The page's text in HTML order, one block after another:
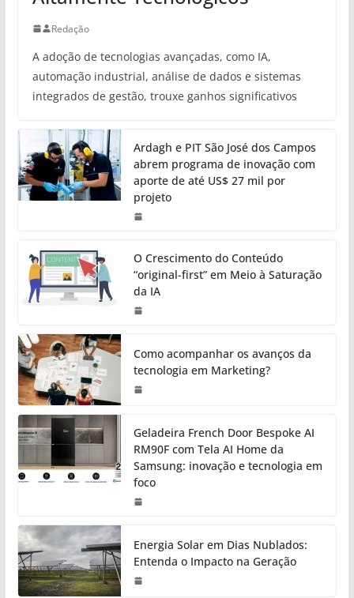
Redação
A adoção de tecnologias avançadas, como IA,
automação industrial, análise de dados e sistemas
integrados de gestão, trouxe ganhos significativos
Ardagh e PIT São José dos Campos
abrem programa de inovação com
aporte de até US$ 27 mil por
projeto
O Crescimento do Conteúdo
“original-first” em Meio à Saturação
da IA
Como acompanhar os avanços da
tecnologia em Marketing?
Geladeira French Door Bespoke AI
RM90F com Tela AI Home da
Samsung: inovação e tecnologia em
foco
Energia Solar em Dias Nublados:
Entenda o Impacto na Geração